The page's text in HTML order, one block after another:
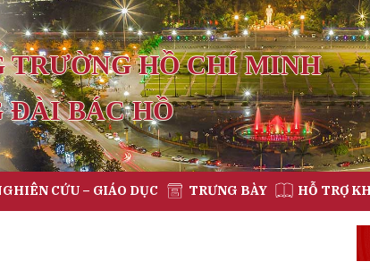
TRƯỜNG HỒ CHÍ MINH
ĐÀI BÁC HỒ
CỨU – GIÁO DỤC TRƯNG BÀY HỖ TRỢ